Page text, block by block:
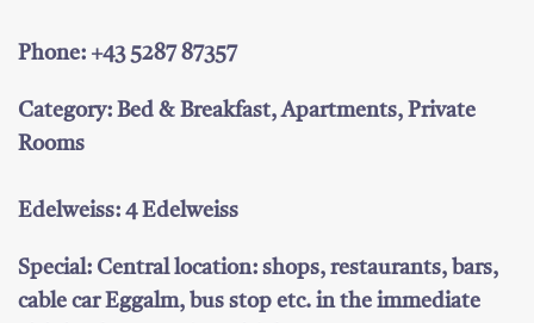
Phone: +43 5287 87357
Category: Bed & Breakfast, Apartments, Private
Rooms
Edelweiss: 4 Edelweiss
Special: Central location: shops, restaurants, bars,
cable car Eggalm, bus stop etc. in the immediate